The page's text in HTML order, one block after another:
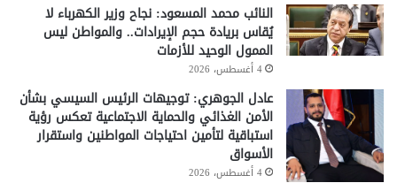
النائب محمد المسعود: نجاح وزير الكهرباء لا
يُقاس بريادة حجم الإيرادات.. والمواطن ليس
الممول الوحيد للأزمات
4 أغسطس، 2026
عادل الجوهري: توجيهات الرئيس السيسي بشأن
الأمن الغذائي والحماية الاجتماعية تعكس رؤية
استباقية لتأمين احتياجات المواطنين واستقرار
الأسواق
4 أغسطس، 2026